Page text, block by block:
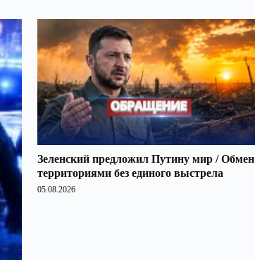
Зеленский предложил Путину мир / Обмен
территориями без единого выстрела
05.08.2026